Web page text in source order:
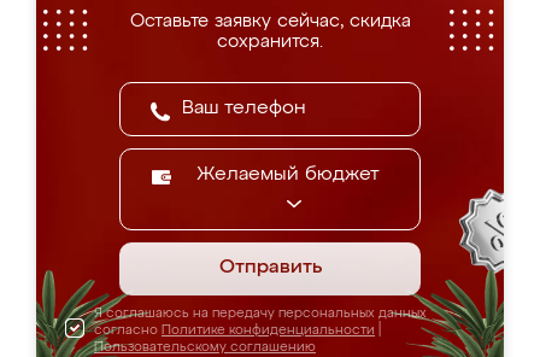
Оставьте заявку сейчас, скидка
сохранится.
Желаемый бюджет
Отправить
Я соглашаюсь на передачу персональных данных
согласно Политике конфиденциальности
Пользовательскому соглашению